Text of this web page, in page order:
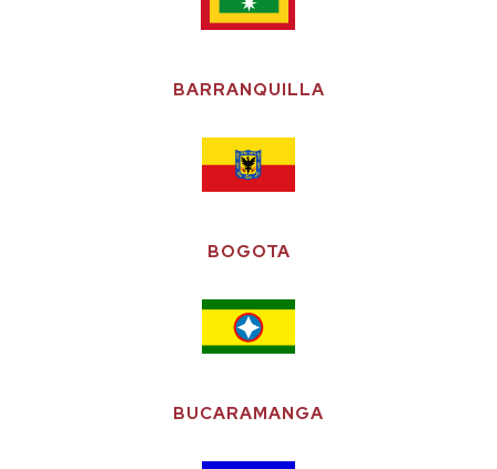
BARRANQUILLA
BOGOTA
BUCARAMANGA